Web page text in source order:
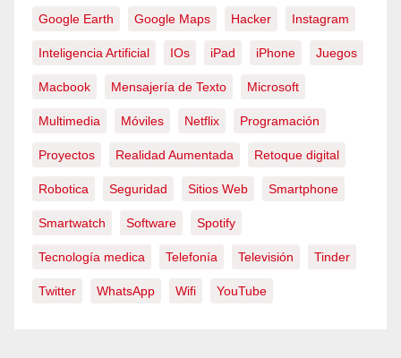
Google Earth Google Maps Hacker Instagram
Inteligencia Artificial IOs iPad iPhone Juegos
Macbook Mensajería de Texto Microsoft
Multimedia Móviles Netflix Programación
Proyectos Realidad Aumentada Retoque digital
Robotica Seguridad Sitios Web Smartphone
Smartwatch Software Spotify
Tecnología medica Telefonía Televisión Tinder
Twitter WhatsApp Wifi YouTube